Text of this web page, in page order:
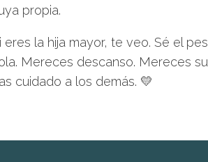
propia.
eres la hija mayor, te veo. Sé el
Mereces descanso. Mereces
cuidado a los demás. 💛